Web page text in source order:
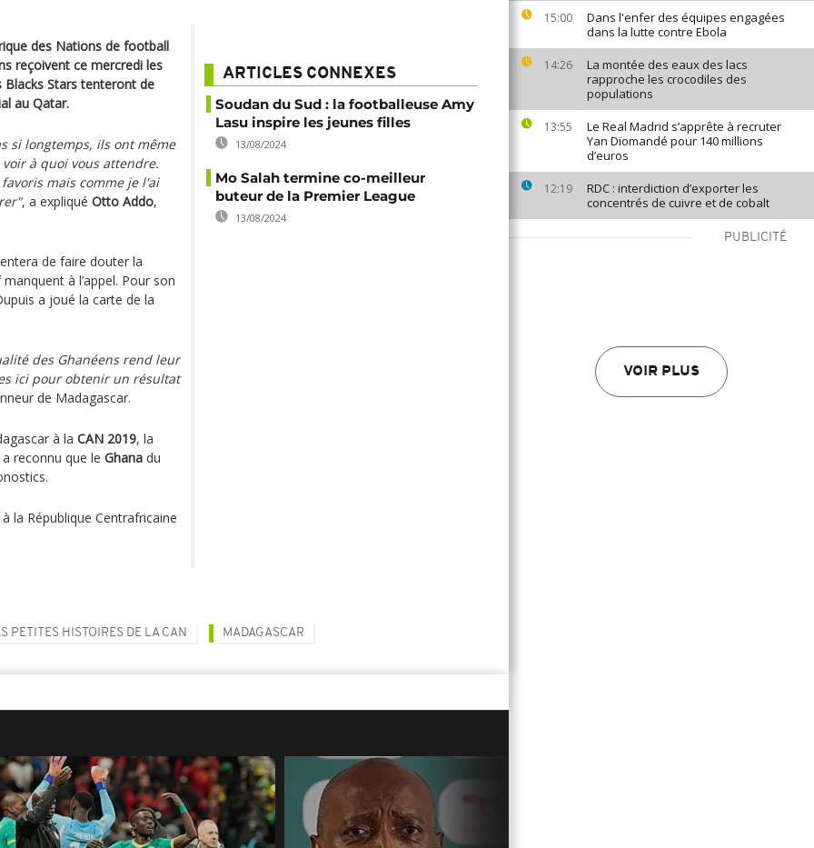
15:00
Dans l'enfer des équipes engagées
dans la lutte contre Ebola
14:26
La montée des eaux des lacs
rapproche les crocodiles des
populations
13:55
Le Real Madrid s’apprête à recruter
Yan Diomandé pour 140 millions
d’euros
12:19
RDC : interdiction d’exporter les
concentrés de cuivre et de cobalt
PUBLICITÉ
VOIR PLUS
des Nations de football
reçoivent ce mercredi les
Blacks Stars tenteront de
au Qatar.
si longtemps, ils ont même
à quoi vous attendre.
mais comme je l'ai
, a expliqué Otto Addo,
de faire douter la
à l’appel. Pour son
a joué la carte de la
des Ghanéens rend leur
ici pour obtenir un résultat
de Madagascar.
à la CAN 2019, la
reconnu que le Ghana du
la République Centrafricaine
ARTICLES CONNEXES
Soudan du Sud : la footballeuse Amy
Lasu inspire les jeunes filles
13/08/2024
Mo Salah termine co-meilleur
buteur de la Premier League
13/08/2024
PETITES HISTOIRES DE LA CAN MADAGASCAR